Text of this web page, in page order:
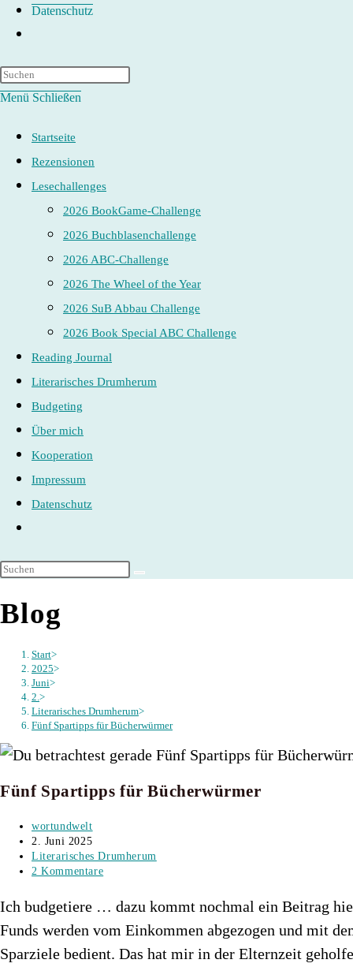
Datenschutz
umschalten
Menü Schließen
Startseite
Rezensionen
Lesechallenges
2026 BookGame-Challenge
2026 Buchblasenchallenge
2026 ABC-Challenge
2026 The Wheel of the Year
2026 SuB Abbau Challenge
2026 Book Special ABC Challenge
Reading Journal
Literarisches Drumherum
Budgeting
Über mich
Kooperation
Impressum
Datenschutz
umschalten
Blog
Start>
2025>
Juni>
2. >
Literarisches Drumherum>
Fünf Spartipps für Bücherwürmer
Fünf Spartipps für Bücherwürmer
Beitrags-
Autor:
wortundwelt
Beitrag
veröffentlicht:
2. Juni 2025
Beitrags-
Kategorie:
Literarisches Drumherum
Beitrags-
2 Kommentare
Ich budgetiere … dazu kommt nochmal ein Beitrag
Funds werden vom Einkommen abgezogen und mit
Sparziele bedient. Das hat mir in der Elternzeit